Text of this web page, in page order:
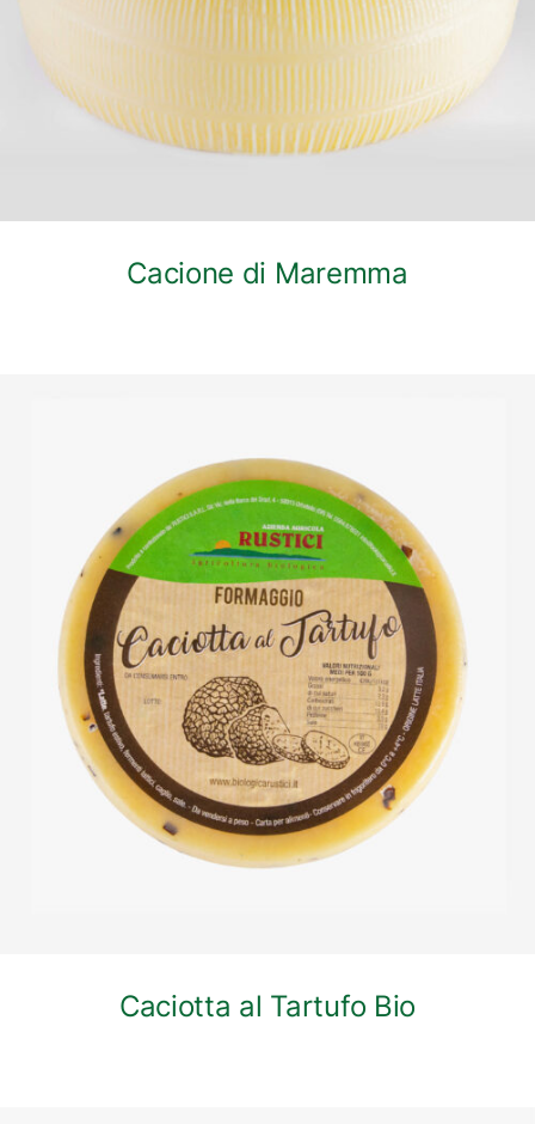
Cacione di Maremma
Caciotta al Tartufo Bio